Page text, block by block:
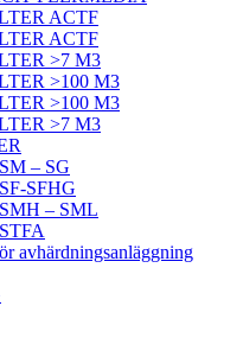
ACTF
ACTF
>7 M3
>100 M3
>100 M3
>7 M3
– SG
SFHG
– SML
avhärdningsanläggning